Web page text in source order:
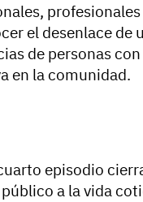
el desenlace de
de personas con
en la comunidad.
episodio
a la vida